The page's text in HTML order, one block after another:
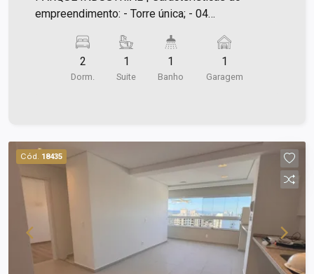
empreendimento: - Torre única; - 04
Manhã ou Tarde); - 02 Elevadores; - Vagas de
Garagem no Térreo e Subsolo; - Todo Lazer do
Condomínio sera no 1º Andar do Edifício - (Salão
sendo 01 suíte; - Sala com 02 Ambientes; - 01
Banheiro Social; - Cozinha Americana; - Área de
Serviço; - Varanda Gourmet com Churrasqueira a
Carvão; - 01 Vaga de Garagem. Diferencias e
Acabamento: - Churrasqueira a carvão; - Estrutura
para Ar Condicionado na Suíte e Sala; - Janelas
com Persiana Blackout; - Pé Direito de 2,70m; -
Todas Vagas de Garagem Coberta; - Previsão
2
Dorm.
1
Suite
1
Banho
1
Garagem
Cód. 18435